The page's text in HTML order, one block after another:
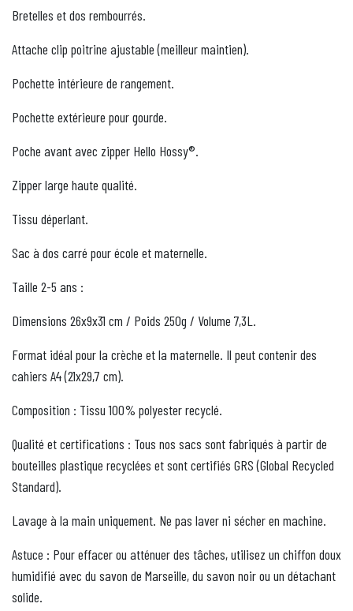
Bretelles et dos rembourrés.
Attache clip poitrine ajustable (meilleur maintien).
Pochette intérieure de rangement.
Pochette extérieure pour gourde.
Poche avant avec zipper Hello Hossy®.
Zipper large haute qualité.
Tissu déperlant.
Sac à dos carré pour école et maternelle.
Taille 2-5 ans :
Dimensions 26x9x31 cm / Poids 250g / Volume 7,3L.
Format idéal pour la crèche et la maternelle. Il peut contenir des
cahiers A4 (21x29,7 cm).
Composition : Tissu 100% polyester recyclé.
Qualité et certifications : Tous nos sacs sont fabriqués à partir de
bouteilles plastique recyclées et sont certifiés GRS (Global Recycled
Standard).
Lavage à la main uniquement. Ne pas laver ni sécher en machine.
Astuce : Pour effacer ou atténuer des tâches, utilisez un chiffon doux
humidifié avec du savon de Marseille, du savon noir ou un détachant
solide.